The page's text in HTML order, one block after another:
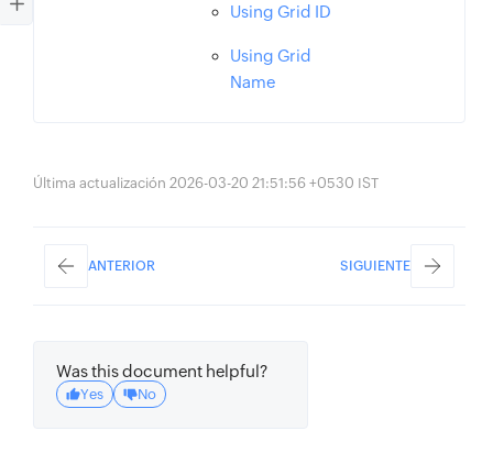
Using Grid ID
Using Grid
Name
Última actualización 2026-03-20 21:51:56 +0530 IST
ANTERIOR SIGUIENTE
Was this document helpful?
Yes No